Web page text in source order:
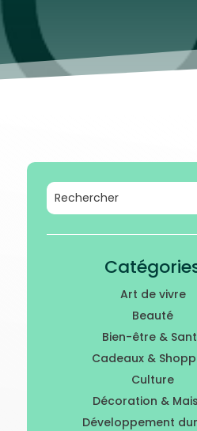
Art de vivre
Beauté
Bien-être &
Cadeaux &
Culture
Décoration &
Développement